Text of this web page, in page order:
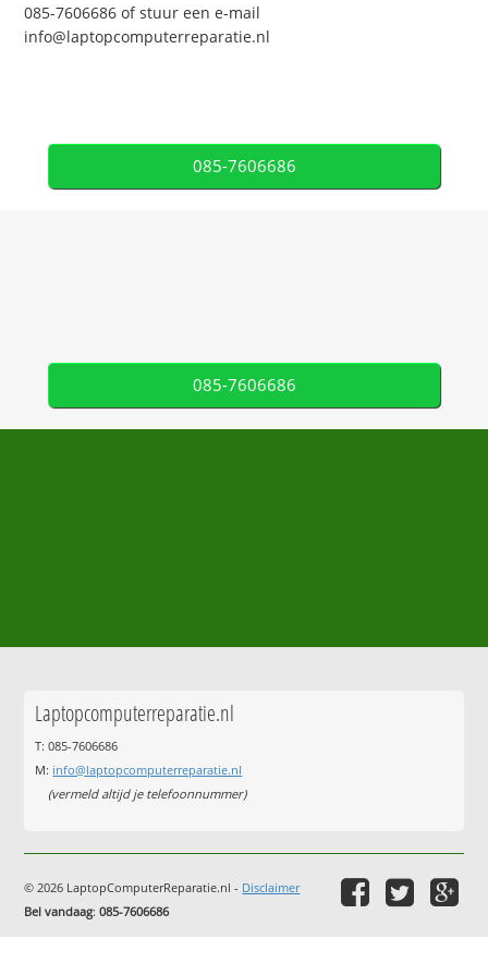
085-7606686 of stuur een e-mail
info@laptopcomputerreparatie.nl
085-7606686
085-7606686
Laptopcomputerreparatie.nl
T: 085-7606686
M: info@laptopcomputerreparatie.nl
(vermeld altijd je telefoonnummer)
© 2026 LaptopComputerReparatie.nl - Disclaimer
Bel vandaag:085-7606686